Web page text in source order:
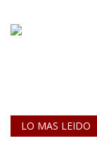
LO MAS LEIDO